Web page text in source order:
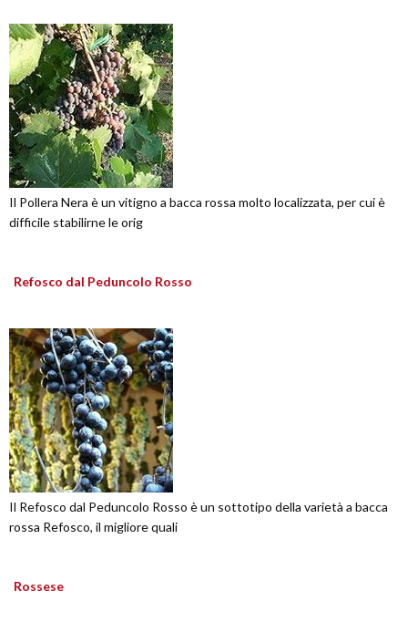
Il Pollera Nera è un vitigno a bacca rossa molto localizzata, per cui è
difficile stabilirne le orig
Refosco dal Peduncolo Rosso
Il Refosco dal Peduncolo Rosso è un sottotipo della varietà a bacca
rossa Refosco, il migliore quali
Rossese